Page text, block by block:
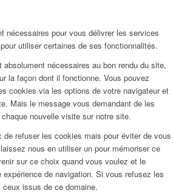
nécessaires pour vous délivrer les services
utiliser certaines de ses fonctionnalités.
nécessaires au bon rendu du site,
la façon dont il fonctionne. Vous pouvez
cookies via les options de votre navigateur et
Mais le message vous demandant de les
nouvelle visite sur notre site.
de refuser les cookies mais pour éviter de vous
nous en utiliser un pour mémoriser ce
sur ce choix quand vous voulez et le
expérience de navigation. Si vous refusez les
issus de ce domaine.